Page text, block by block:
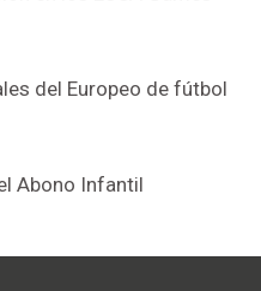
del Europeo de fútbol
Abono Infantil